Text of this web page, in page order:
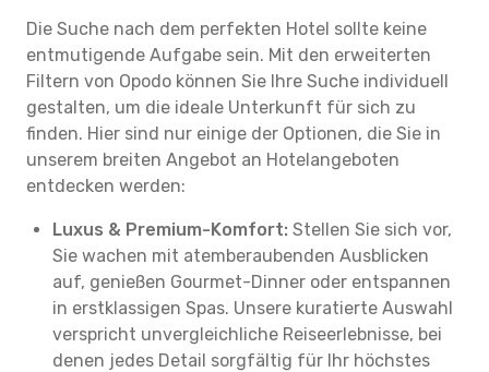
Die Suche nach dem perfekten Hotel sollte keine
entmutigende Aufgabe sein. Mit den erweiterten
Filtern von Opodo können Sie Ihre Suche individuell
gestalten, um die ideale Unterkunft für sich zu
finden. Hier sind nur einige der Optionen, die Sie in
unserem breiten Angebot an Hotelangeboten
entdecken werden:
Luxus & Premium-Komfort: Stellen Sie sich vor,
Sie wachen mit atemberaubenden Ausblicken
auf, genießen Gourmet-Dinner oder entspannen
in erstklassigen Spas. Unsere kuratierte Auswahl
verspricht unvergleichliche Reiseerlebnisse, bei
denen jedes Detail sorgfältig für Ihr höchstes